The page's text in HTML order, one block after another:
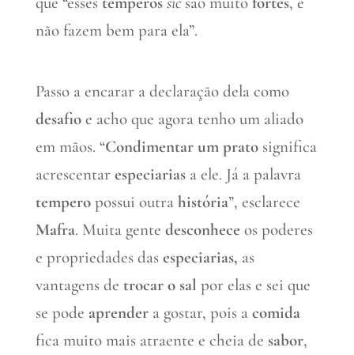
não fazem bem para ela”.
Passo a encarar a declaração dela como
desafioe acho que agora tenho um aliado
em mãos. “Condimentar um pratosignifica
acrescentar especiariasa ele. Já a palavra
tempero possui outra história”, esclarece
Mafra. Muita gente desconhece os poderes
e propriedades das especiarias, as
vantagens de trocar o sal por elas e sei que
se pode aprendera gostar, pois a comida
fica muito mais atraente e cheia de sabor,